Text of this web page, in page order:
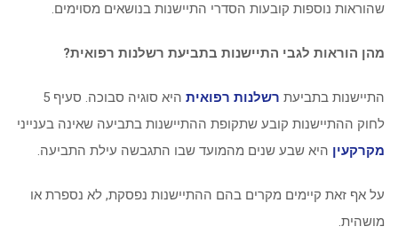
שהוראות נוספות קובעות הסדרי התיישנות בנושאים מסוימים.
מהן הוראות לגבי התיישנות בתביעת רשלנות רפואית?
התיישנות בתביעת רשלנות רפואית
היא סוגיה סבוכה. סעיף 5
לחוק ההתיישנות קובע שתקופת ההתיישנות בתביעה שאינה בענייני
מקרקעין היא שבע שנים מהמועד שבו התגבשה עילת התביעה.
על אף זאת קיימים מקרים בהם ההתיישנות נפסקת, לא נספרת או
מושהית.